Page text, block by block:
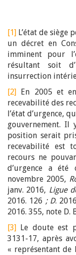
[1] L’état de siège
un décret en
imminent pour
résultant soit
insurrection
[2] En 2005 et
recevabilité des
l’état d’urgence,
gouvernement.
position serait
recevabilité est
recours ne
d’urgence a
novembre 2005,
janv. 2016, Ligue
2016. 126 ; D.
2016. 355, note D.
[3] Le doute est
3131-17, après
« représentant de